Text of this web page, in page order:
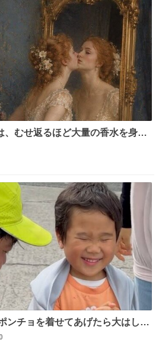
、むせ返るほど大量の香水を身に
ていた。それでも香水は、髪や
ヴィクトリア朝の女性達の美容
成で、その大部分は薔薇、菫、
ンチョを着せてあげたら大はしゃ
こんな素敵な代物を提供してくれ